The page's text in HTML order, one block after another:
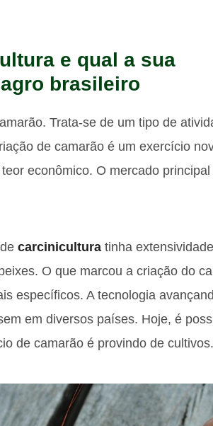
e qual a sua
brasileiro
Trata-se de um tipo de
de camarão é um exercício
econômico. O mercado
carcinicultura tinha
O que marcou a criação do
específicos. A tecnologia
em diversos países. Hoje, é
de camarão é provindo de cultivos.